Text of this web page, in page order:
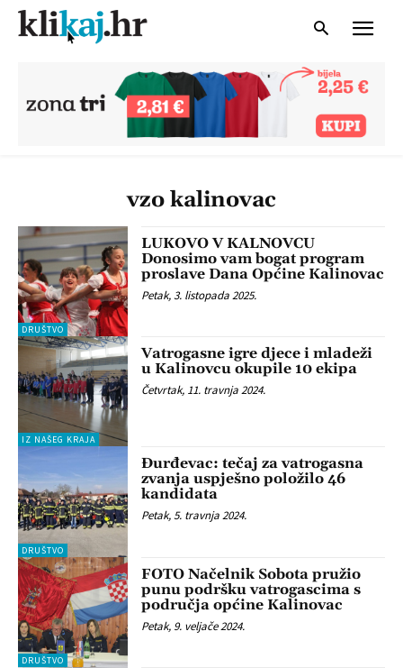
vzo kalinovac
DRUŠTVO
LUKOVO V KALNOVCU
Donosimo vam bogat program
proslave Dana Općine Kalinovac
Petak, 3. listopada 2025.
IZ NAŠEG KRAJA
Vatrogasne igre djece i mladeži
u Kalinovcu okupile 10 ekipa
Četvrtak, 11. travnja 2024.
DRUŠTVO
Đurđevac: tečaj za vatrogasna
zvanja uspješno položilo 46
kandidata
Petak, 5. travnja 2024.
DRUŠTVO
FOTO Načelnik Sobota pružio
punu podršku vatrogascima s
područja općine Kalinovac
Petak, 9. veljače 2024.